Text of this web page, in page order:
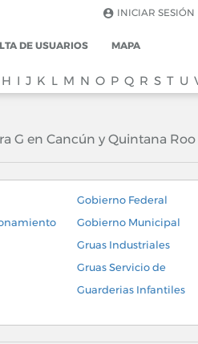
INICIAR SESIÓN
DE USUARIOS MAPA
H I J K L M N O P Q R S T U
G en Cancún y Quintana Roo
Gobierno Federal
Gobierno Municipal
Gruas Industriales
Gruas Servicio de
Guarderias Infantiles